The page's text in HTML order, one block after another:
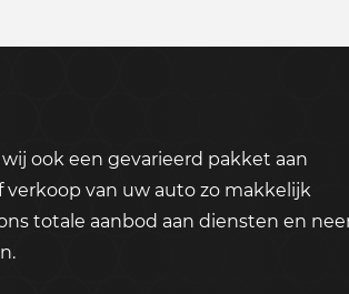
ook een gevarieerd pakket aan
verkoop van uw auto zo makkelijk
totale aanbod aan diensten en